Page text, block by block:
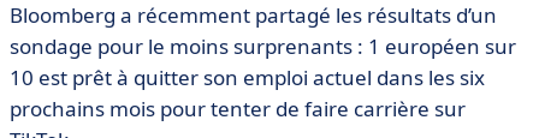
Bloomberg a récemment partagé les résultats d’un
sondage pour le moins surprenants : 1 européen sur
10 est prêt à quitter son emploi actuel dans les six
prochains mois pour tenter de faire carrière sur